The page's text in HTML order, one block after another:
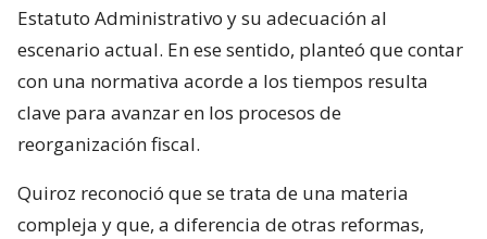
Estatuto Administrativo y su adecuación al
escenario actual. En ese sentido, planteó que contar
con una normativa acorde a los tiempos resulta
clave para avanzar en los procesos de
reorganización fiscal.
Quiroz reconoció que se trata de una materia
compleja y que, a diferencia de otras reformas,